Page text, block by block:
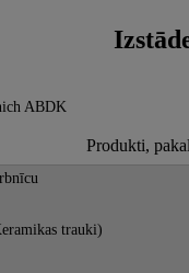
ABDK
Produkti,
trauki)